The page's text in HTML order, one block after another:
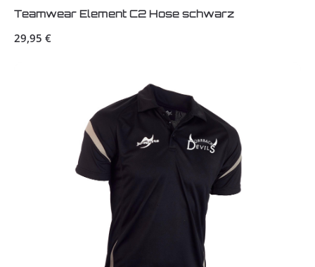
Teamwear Element C2 Hose schwarz
Regulärer Preis:
29,95 €